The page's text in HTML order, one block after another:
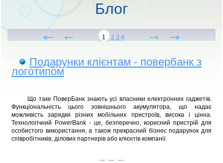
Блог
1 2 3 4
Подарунки клієнтам - повербанк з
логотипом
Що таке ПоверБанк знають усі власники електронних гаджетів.
Функціональність цього зовнішнього акумулятора, що надає
можливість зарядки різних мобільних пристроїв, висока і цінна.
Технологічний PowerBank - це, безперечно, корисний пристрій для
особистого використання, а також прекрасний бізнес подарунок для
співробітників, ділових партнерів або клієнтів компанії.